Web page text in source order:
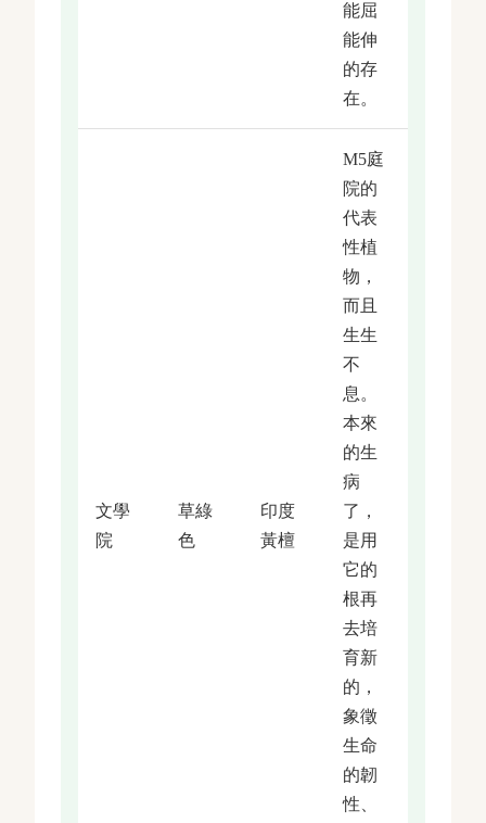
能屈
能伸
的存
在。
文學
院
草綠
色
印度
黃檀
M5庭
院的
代表
性植
物，
而且
生生
不
息。
本來
的生
病
了，
是用
它的
根再
去培
育新
的，
象徵
生命
的韌
性、